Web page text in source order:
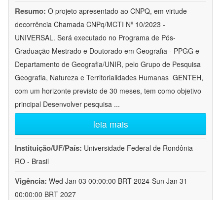
Resumo: O projeto apresentado ao CNPQ, em virtude
decorrência Chamada CNPq/MCTI Nº 10/2023 -
UNIVERSAL. Será executado no Programa de Pós-
Graduação Mestrado e Doutorado em Geografia - PPGG e
Departamento de Geografia/UNIR, pelo Grupo de Pesquisa
Geografia, Natureza e Territorialidades Humanas  GENTEH,
com um horizonte previsto de 30 meses, tem como objetivo
principal Desenvolver pesquisa ...
leia mais
Instituição/UF/País: Universidade Federal de Rondônia -
RO - Brasil
Vigência: Wed Jan 03 00:00:00 BRT 2024-Sun Jan 31
00:00:00 BRT 2027